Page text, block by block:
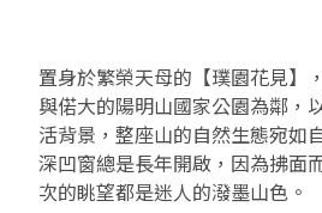
置身於繁榮天母的【璞園花見】
與偌大的陽明山國家公園為鄰，
活背景，整座山的自然生態宛如
深凹窗總是長年開啟，因為拂面
次的眺望都是迷人的潑墨山色。